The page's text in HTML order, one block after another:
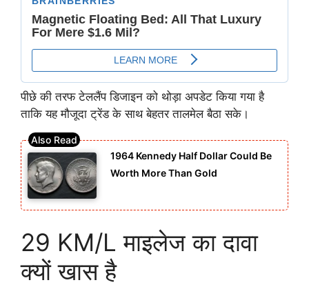
पीछे की तरफ टेललैंप डिजाइन को थोड़ा अपडेट किया गया है
ताकि यह मौजूदा ट्रेंड के साथ बेहतर तालमेल बैठा सके।
1964 Kennedy Half Dollar Could Be
Worth More Than Gold
29 KM/L माइलेज का दावा
क्यों खास है